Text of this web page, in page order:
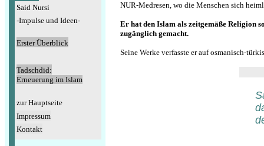
Said Nursi
-Impulse und Ideen-
Erster Überblick
Tadschdid:
Erneuerung im Islam
zur Hauptseite
Impressum
Kontakt
NUR-Medresen, wo die Menschen sich
Er hat den Islam als zeitgemäße Religion
zugänglich gemacht.
Seine Werke verfasste er auf osmanisch-